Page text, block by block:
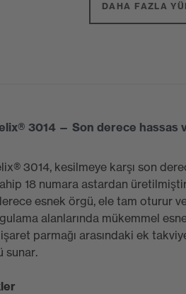
DAHA FAZLA
3014 — Son derece hassas
3014, kesilmeye karşı son
18 numara astardan
esnek örgü, ele tam oturur
alanlarında mükemmel
parmağı arasındaki ek
sunar.